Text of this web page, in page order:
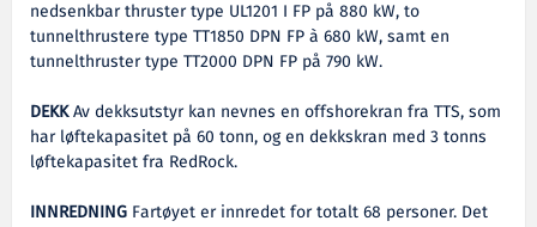
nedsenkbar thruster type UL1201 I FP på 880 kW, to
tunnelthrustere type TT1850 DPN FP à 680 kW, samt en
tunnelthruster type TT2000 DPN FP på 790 kW.
DEKKAv dekksutstyr kan nevnes en offshorekran fra TTS, som
har løftekapasitet på 60 tonn, og en dekkskran med 3 tonns
løftekapasitet fra RedRock.
INNREDNING Fartøyet er innredet for totalt 68 personer. Det